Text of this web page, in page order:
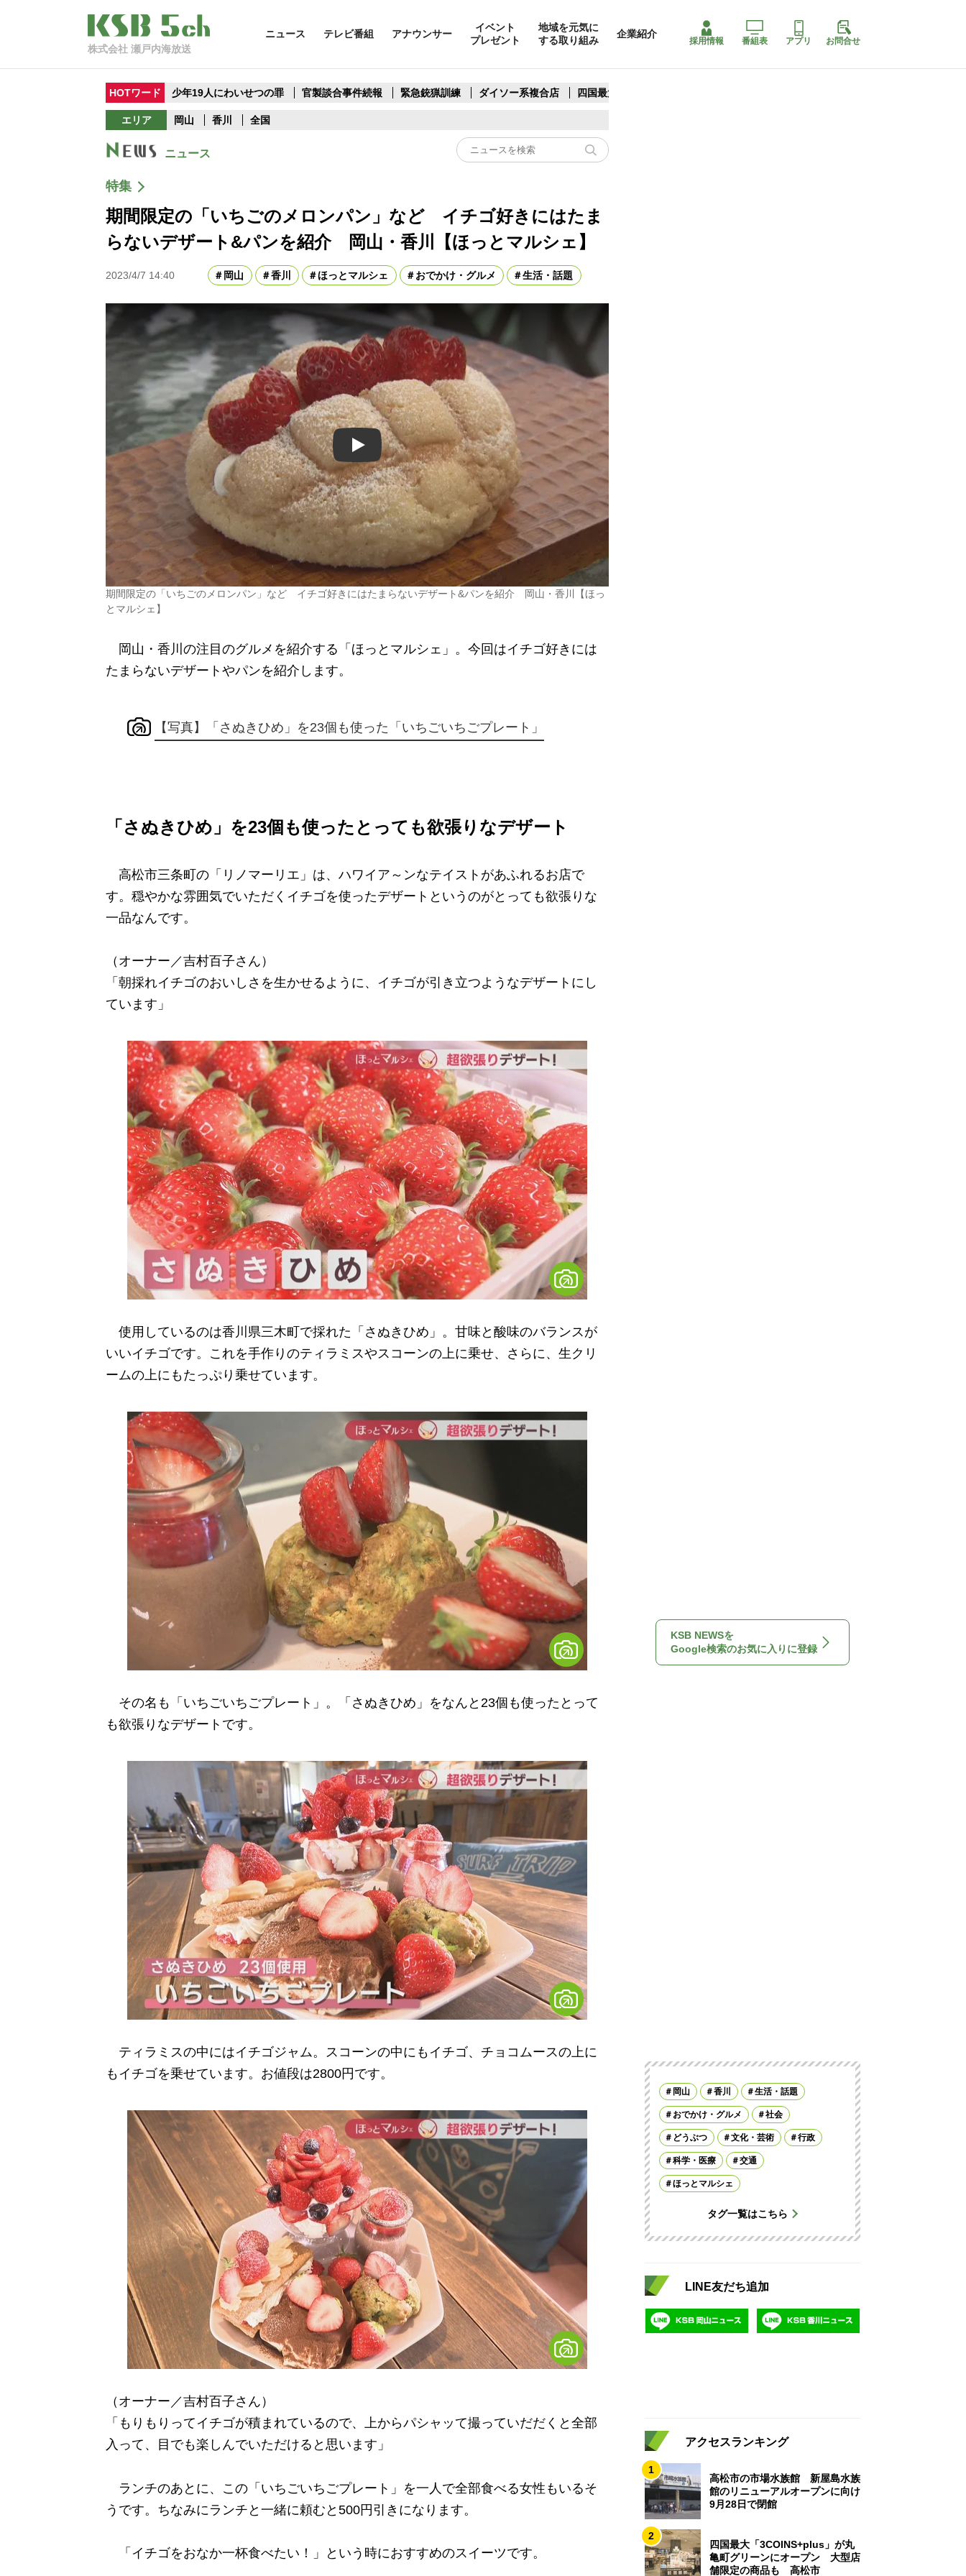
株式会社 瀬戸内海放送
ニュース テレビ番組 アナウンサー
イベント
プレゼント
地域を元気に
する取り組み
企業紹介
採用情報 番組表 アプリ お問合せ
HOTワード 少年19人にわいせつの罪 官製談合事件続報 緊急銃猟訓練 ダイソー系複合店 四国最大スリコ
エリア 岡山 香川 全国
ニュース
特集
期間限定の「いちごのメロンパン」など イチゴ好きにはたま
らないデザート&パンを紹介 岡山・香川【ほっとマルシェ】
2023/4/7 14:40 岡山 香川 ほっとマルシェ おでかけ・グルメ 生活・話題
Play
期間限定の「いちごのメロンパン」など イチゴ好きにはたまらないデザート&パンを紹介 岡山・香川【ほっ
とマルシェ】
岡山・香川の注目のグルメを紹介する「ほっとマルシェ」。今回はイチゴ好きには
たまらないデザートやパンを紹介します。
【写真】「さぬきひめ」を23個も使った「いちごいちごプレート」
「さぬきひめ」を23個も使ったとっても欲張りなデザート
高松市三条町の「リノマーリエ」は、ハワイア～ンなテイストがあふれるお店で
す。穏やかな雰囲気でいただくイチゴを使ったデザートというのがとっても欲張りな
一品なんです。
（オーナー／吉村百子さん）
「朝採れイチゴのおいしさを生かせるように、イチゴが引き立つようなデザートにし
ています」
使用しているのは香川県三木町で採れた「さぬきひめ」。甘味と酸味のバランスが
いいイチゴです。これを手作りのティラミスやスコーンの上に乗せ、さらに、生クリ
ームの上にもたっぷり乗せています。
その名も「いちごいちごプレート」。「さぬきひめ」をなんと23個も使ったとって
も欲張りなデザートです。
ティラミスの中にはイチゴジャム。スコーンの中にもイチゴ、チョコムースの上に
もイチゴを乗せています。お値段は2800円です。
（オーナー／吉村百子さん）
「もりもりってイチゴが積まれているので、上からパシャッて撮っていだだくと全部
入って、目でも楽しんでいただけると思います」
ランチのあとに、この「いちごいちごプレート」を一人で全部食べる女性もいるそ
うです。ちなみにランチと一緒に頼むと500円引きになります。
「イチゴをおなか一杯食べたい！」という時におすすめのスイーツです。
KSB NEWSを
Google検索のお気に入りに登録
岡山 香川 生活・話題
おでかけ・グルメ 社会
どうぶつ 文化・芸術 行政
科学・医療 交通
ほっとマルシェ
タグ一覧はこちら
LINE友だち追加
アクセスランキング
1
高松市の市場水族館 新屋島水族
館のリニューアルオープンに向け
9月28日で閉館
2
四国最大「3COINS+plus」が丸
亀町グリーンにオープン 大型店
舗限定の商品も 高松市